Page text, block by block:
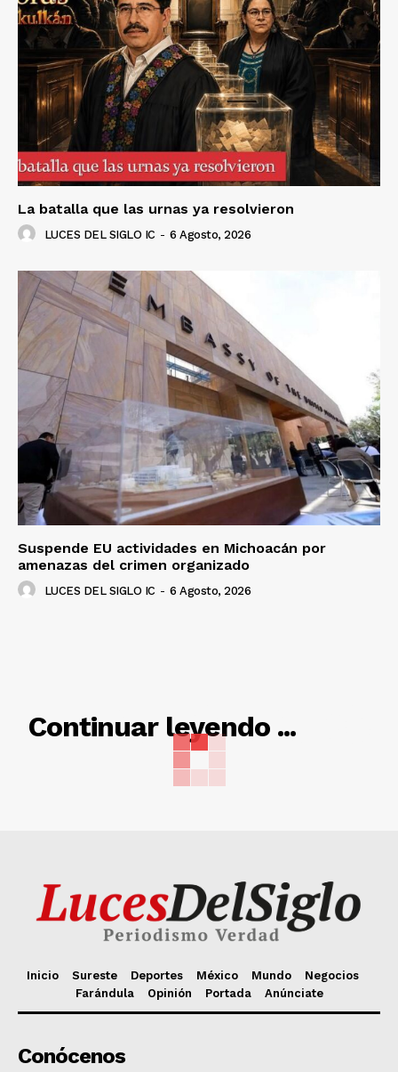
La batalla que las urnas ya resolvieron
LUCES DEL SIGLO IC - 6 Agosto, 2026
Suspende EU actividades en Michoacán por
amenazas del crimen organizado
LUCES DEL SIGLO IC - 6 Agosto, 2026
Continuar leyendo ...
RELACIONADO
Inicio Sureste Deportes México Mundo
Negocios
Farándula
Opinión Portada Anúnciate
Conócenos